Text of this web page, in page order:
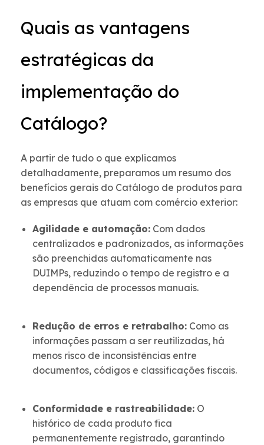
Quais as vantagens
estratégicas da
implementação do
Catálogo?
A partir de tudo o que explicamos
detalhadamente, preparamos um resumo dos
benefícios gerais do Catálogo de produtos para
as empresas que atuam com comércio exterior:
Agilidade e automação: Com dados
centralizados e padronizados, as informações
são preenchidas automaticamente nas
DUIMPs, reduzindo o tempo de registro e a
dependência de processos manuais.
Redução de erros e retrabalho: Como as
informações passam a ser reutilizadas, há
menos risco de inconsistências entre
documentos, códigos e classificações fiscais.
Conformidade e rastreabilidade: O
histórico de cada produto fica
permanentemente registrado, garantindo